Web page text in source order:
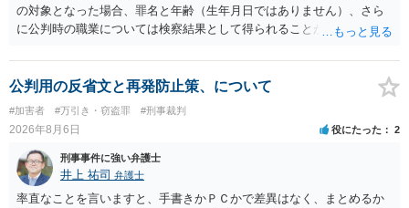
の対象となった場合、罪名と年齢（生年月日ではありません）、さら
に公判時の職業については検察結果として得られることが通常です。
公判用の反省文と再発防止策、について
#加害者 #万引き・窃盗罪 #刑事裁判
2026年8月6日 役にたった 2
刑事事件に強い弁護士
井上 祐司 弁護士
率直なことを言いますと、手書きかＰＣかで差異はなく、まとめるか